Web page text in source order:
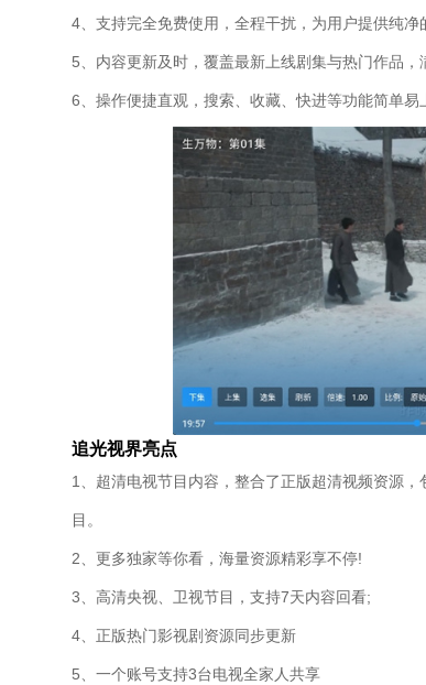
4、支持完全免费使用，全程干扰，为用户提供纯净
5、内容更新及时，覆盖最新上线剧集与热门作品，
6、操作便捷直观，搜索、收藏、快进等功能简单易
追光视界亮点
1、超清电视节目内容，整合了正版超清视频资源
目。
2、更多独家等你看，海量资源精彩享不停!
3、高清央视、卫视节目，支持7天内容回看;
4、正版热门影视剧资源同步更新
5、一个账号支持3台电视全家人共享